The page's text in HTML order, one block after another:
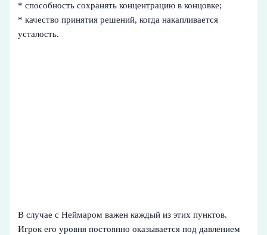
* способность сохранять концентрацию в концовке;
* качество принятия решений, когда накапливается
усталость.
В случае с Неймаром важен каждый из этих пунктов.
Игрок его уровня постоянно оказывается под давлением